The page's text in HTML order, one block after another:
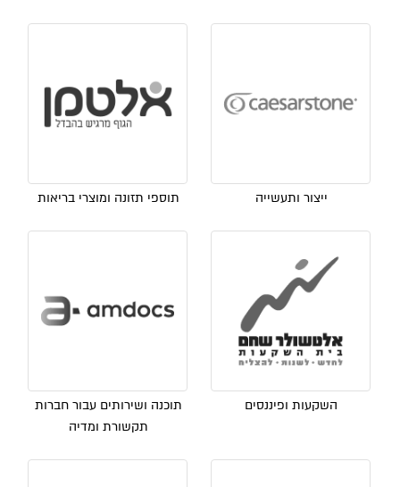
ייצור ותעשייה תוספי תזונה ומוצרי בריאות
השקעות ופיננסים
תוכנה ושירותים עבור חברות
תקשורת ומדיה